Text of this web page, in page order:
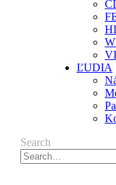
ĽUDIA
Search